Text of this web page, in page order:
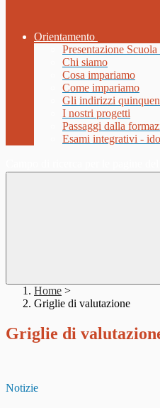
Orientamento
Presentazione
Chi siamo
Cosa impariamo
Come impariamo
Gli indirizzi
I nostri progetti
Passaggi dalla
Esami integrativi -
Home >
Griglie di valutazione
Griglie di
Notizie